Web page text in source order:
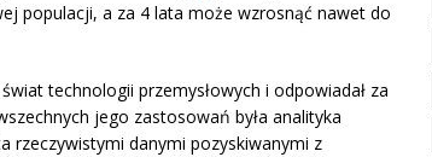
populacji, a za 4 lata może wzrosnąć nawet do
technologii przemysłowych i odpowiadał za
jego zastosowań była analityka
rzeczywistymi danymi pozyskiwanymi z